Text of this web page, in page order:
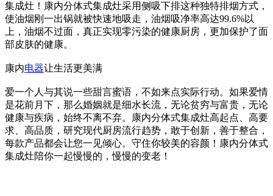
集成灶！康内分体式集成灶采用侧吸下排这种独特排烟方式，
使油烟刚一出锅就被快速地吸走，油烟吸净率高达99.6%以
上，油烟不过面，真正实现零污染的健康厨房，更加保护了面
部皮肤的健康。
康内电器让生活更美满
爱一个人与其说一些甜言蜜语，不如来点实际行动。如果爱情
是花前月下，那么婚姻就是细水长流，无论贫穷与富贵，无论
健康与疾病，始终不离不弃。康内分体式集成灶高起点、高要
求、高品质，研究现代厨房流行趋势，敢于创新，善于整合，
每款产品都会让您一见倾心。守住你较美的容颜！康内分体式
集成灶陪你一起慢慢的，慢慢的变老！